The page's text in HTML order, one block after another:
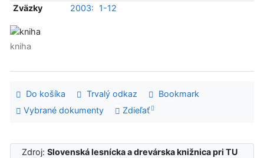
Zväzky
2003: 1-12
kniha
Do košíka Trvalý odkaz
Bookmark
Vybrané dokumenty
Zdieľať
Zdroj:Slovenská lesnícka a drevárska knižnica pri TU